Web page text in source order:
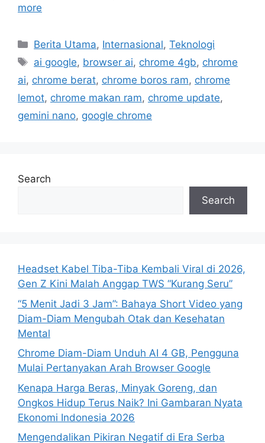
more
C
a
e
g
o
s
Berita Utama, Internasional,Teknologi
T
a
s
ai google, browser ai, chrome 4gb, chrome
ai, chrome berat, chrome boros ram, chrome
lemot, chrome makan ram, chrome update,
gemini nano, google chrome
Search
Search
Headset Kabel Tiba-Tiba Kembali Viral di 2026,
Gen Z Kini Malah Anggap TWS “Kurang Seru”
“5 Menit Jadi 3 Jam”: Bahaya Short Video yang
Diam-Diam Mengubah Otak dan Kesehatan
Mental
Chrome Diam-Diam Unduh AI 4 GB, Pengguna
Mulai Pertanyakan Arah Browser Google
Kenapa Harga Beras, Minyak Goreng, dan
Ongkos Hidup Terus Naik? Ini Gambaran Nyata
Ekonomi Indonesia 2026
Mengendalikan Pikiran Negatif di Era Serba